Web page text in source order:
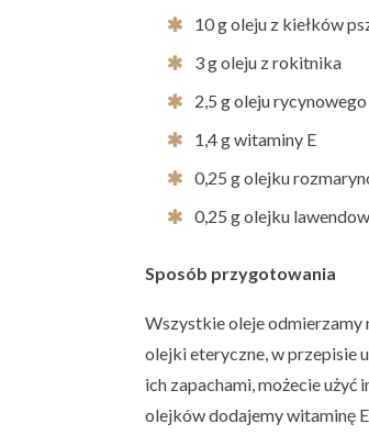
10 g oleju z kiełków
3 g oleju z rokitnika
2,5 g oleju rycynowego
1,4 g witaminy E
0,25 g olejku
0,25 g olejku
Sposób przygotowania
Wszystkie oleje odmierzamy
olejki eteryczne, w przepisie
ich zapachami, możecie
olejków dodajemy witaminę